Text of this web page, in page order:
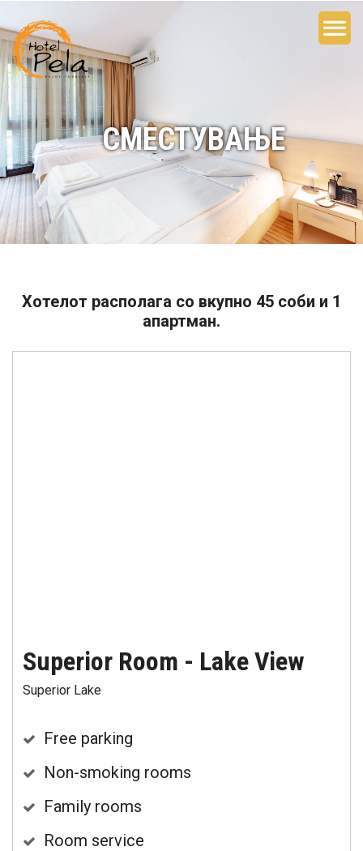
СМЕСТУВАЊЕ
Хотелот располага со вкупно 45 соби и 1
апартман.
Superior Room - Lake View
Superior Lake
Free parking
Non-smoking rooms
Family rooms
Room service